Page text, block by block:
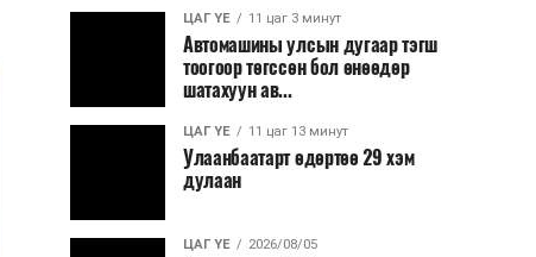
ЦАГ ҮЕ 11 цаг 3 минут
Автомашины улсын дугаар тэгш
тоогоор төгссөн бол өнөөдөр
шатахуун ав...
ЦАГ ҮЕ 11 цаг 13 минут
Улаанбаатарт өдөртөө 29 хэм
дулаан
ЦАГ ҮЕ 2026/08/05